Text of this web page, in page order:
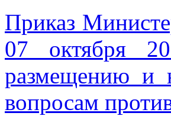
Приказ
07 октября
размещению и
вопросам